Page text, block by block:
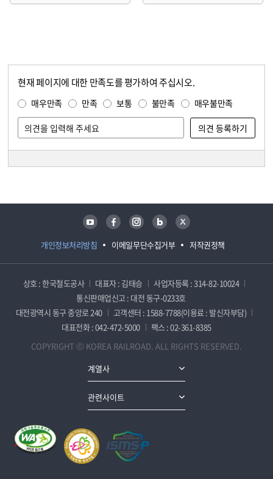
현재 페이지에 대한 만족도를 평가하여 주십시오.
매우만족 만족 보통 불만족 매우불만족
개인정보처리방침 이메일무단수집거부 저작권정책
유튜브 페이스북 인스타그램 블로그 트위터
상호 : 한국철도공사 대표자 : 김태승
사업자등록 : 314-82-10024
통신판매업신고 : 대전 동구-0233호
대전광역시 동구 중앙로 240
고객센터 : 1588-7788(이용료 : 발신자부담)
대표전화 : 042-472-5000
팩스 : 02-361-8385
COPYRIGHT ⓒ KOREA RAILROAD. ALL RIGHTS RESERVED.
계열사
관련사이트